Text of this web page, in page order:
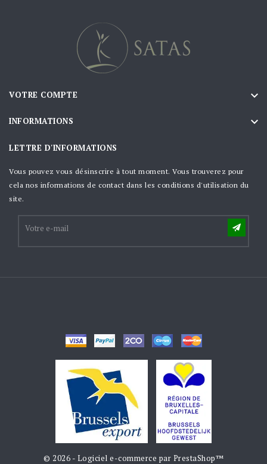
VOTRE COMPTE 
INFORMATIONS 
LETTRE D'INFORMATIONS
Vous pouvez vous désinscrire à tout moment. Vous trouverez pour
cela nos informations de contact dans les conditions d'utilisation du
site.
© 2026 - Logiciel e-commerce par PrestaShop™